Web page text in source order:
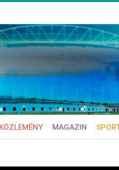
KÖZLEMÉNY MAGAZIN